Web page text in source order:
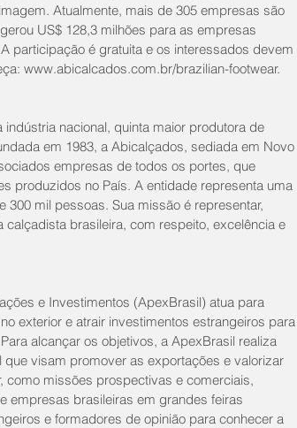
Atualmente, mais de 305 empresas são
US$ 128,3 milhões para as empresas
participação é gratuita e os interessados devem
www.abicalcados.com.br/brazilian-footwear.
nacional, quinta maior produtora de
em 1983, a Abicalçados, sediada em Novo
empresas de todos os portes, que
produzidos no País. A entidade representa uma
mil pessoas. Sua missão é representar,
brasileira, com respeito, excelência e
e Investimentos (ApexBrasil) atua para
exterior e atrair investimentos estrangeiros para
alcançar os objetivos, a ApexBrasil realiza
visam promover as exportações e valorizar
como missões prospectivas e comerciais,
empresas brasileiras em grandes feiras
e formadores de opinião para conhecer a